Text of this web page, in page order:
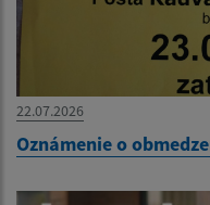
22.07.2026
Oznámenie o